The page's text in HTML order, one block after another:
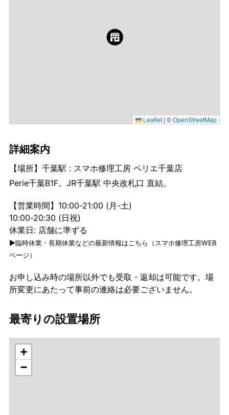
Leaflet | ©OpenStreetMap
詳細案内
【場所】千葉駅 : スマホ修理工房 ペリエ千葉店
Perie千葉B1F。JR千葉駅 中央改札口 直結。
【営業時間】10:00-21:00 (月-土)
10:00-20:30 (日祝)
休業日: 店舗に準ずる
▶臨時休業・長期休業などの最新情報はこちら（スマホ修理工房WEB
ページ）
お申し込み時の場所以外でも受取・返却は可能です。場
所変更にあたって事前の連絡は必要ございません。
最寄りの設置場所
+
−